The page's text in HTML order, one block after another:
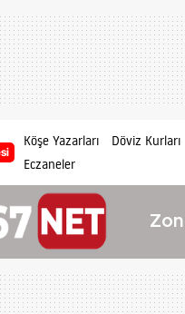
Köşe Yazarları Döviz Kurları
Eczaneler